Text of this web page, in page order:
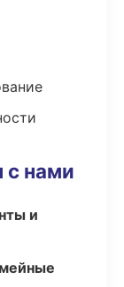
с нами
и